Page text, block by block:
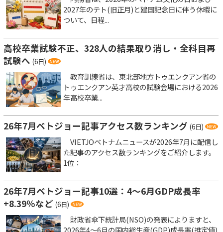
2027年のテト(旧正月)と建国記念日に伴う休暇に
ついて、日程...
高校卒業試験不正、328人の結果取り消し・全科目再
試験へ (6日)
教育訓練省は、東北部地方トゥエンクアン省の
トゥエンクアン英才高校の試験会場における2026
年高校卒業...
26年7月ベトジョー記事アクセス数ランキング (6日)
VIETJOベトナムニュースが2026年7月に配信し
た記事のアクセス数ランキングをご紹介します。
1位：
26年7月ベトジョー記事10選：4～6月GDP成長率
+8.39％など (6日)
財政省傘下統計局(NSO)の発表によりますと、
2026年4～6月の国内総生産(GDP)成長率(推定値)